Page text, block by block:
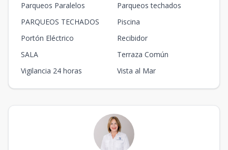
Parqueos Paralelos
Parqueos techados
PARQUEOS TECHADOS
Piscina
Portón Eléctrico
Recibidor
SALA
Terraza Común
Vigilancia 24 horas
Vista al Mar